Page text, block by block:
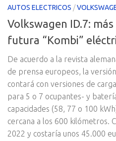
AUTOS ELECTRICOS /
Volkswagen ID.7:
futura “Kombi”
De acuerdo a la revista
de prensa europeos, la
contará con versiones de
para 5 o 7 ocupantes- y
capacidades (58, 77 o 100
cercana a los 600 kilómetros.
2022 y costaría unos 45.000